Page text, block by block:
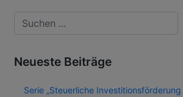
Neueste Beiträge
Serie „Steuerliche